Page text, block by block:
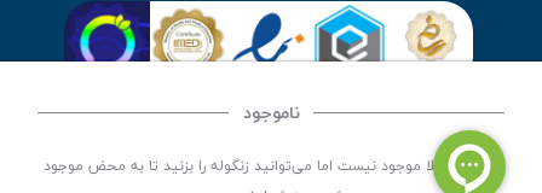
ناموجود
این کالا فعلا موجود نیست اما می‌توانید زنگوله را بزنید تا به محض موجود
| تلفن تماس : 36333383-035 | ایمیل: Info@Sib115.com
کلیه حقوق این سایت متعلق به سیب 115 ( فروشگاه لوازم پزشکی سیب 115 ) است، توسعه و
کدنویسی توسطسپکام سیستم